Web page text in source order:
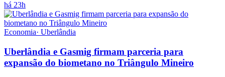
há 23h
Economia· Uberlândia
Uberlândia e Gasmig firmam parceria para
expansão do biometano no Triângulo Mineiro